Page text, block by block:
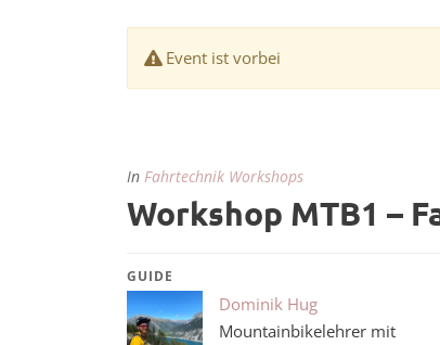
Event ist vorbei
In Fahrtechnik Workshops
Workshop MTB1 –
GUIDE
Dominik Hug
Mountainbikelehrer mit